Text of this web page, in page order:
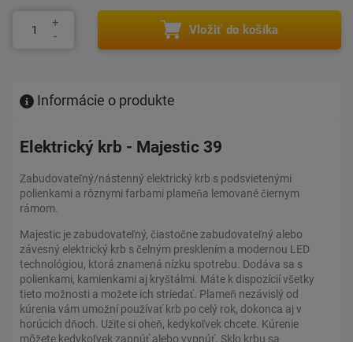
Vložiť do košíka
Informácie o produkte
Elektrický krb - Majestic 39
Zabudovateľný/nástenný elektrický krb s podsvietenými
polienkami a rôznymi farbami plameňa lemované čiernym
rámom.
Majestic je zabudovateľný, čiastočne zabudovateľný alebo
závesný elektrický krb s čelným presklením a modernou LED
technológiou, ktorá znamená nízku spotrebu. Dodáva sa s
polienkami, kamienkami aj kryštálmi. Máte k dispozícií všetky
tieto možnosti a možete ich striedať. Plameň nezávislý od
kúrenia vám umožní používať krb po celý rok, dokonca aj v
horúcich dňoch. Užite si oheň, kedykoľvek chcete. Kúrenie
môžete kedykoľvek zapnúť alebo vypnúť. Sklo krbu sa